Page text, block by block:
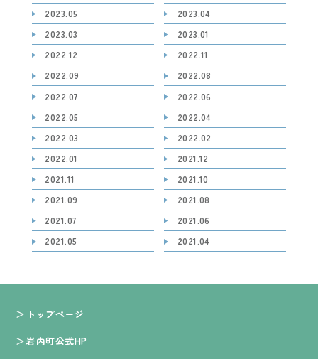
2023.05
2023.04
2023.03
2023.01
2022.12
2022.11
2022.09
2022.08
2022.07
2022.06
2022.05
2022.04
2022.03
2022.02
2022.01
2021.12
2021.11
2021.10
2021.09
2021.08
2021.07
2021.06
2021.05
2021.04
トップページ
岩内町公式HP